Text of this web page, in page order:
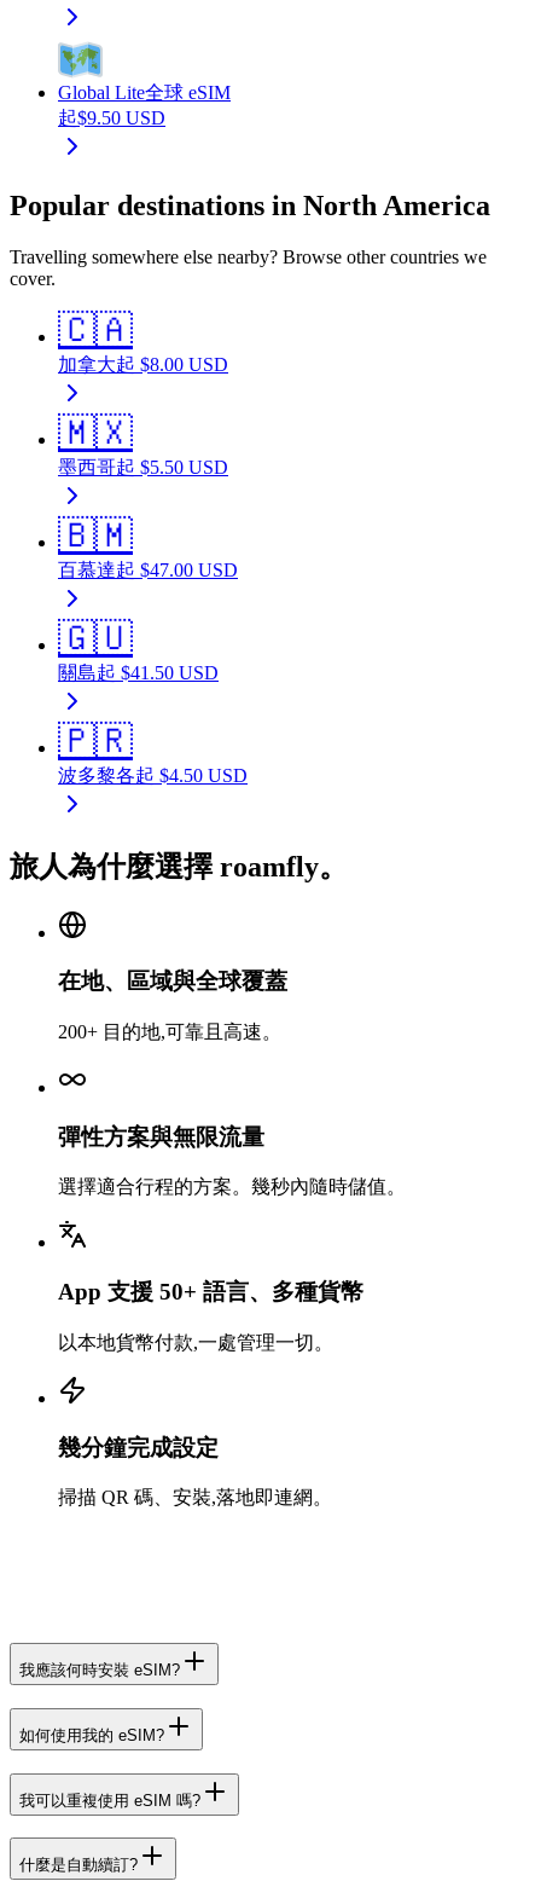
Global Lite全球 eSIM
起$9.50 USD
Popular destinations in North America
Travelling somewhere else nearby? Browse other countries we
cover.
🇨🇦
加拿大起 $8.00 USD
🇲🇽
墨西哥起 $5.50 USD
🇧🇲
百慕達起 $47.00 USD
🇬🇺
關島起 $41.50 USD
🇵🇷
波多黎各起 $4.50 USD
旅人為什麼選擇 roamfly。
在地、區域與全球覆蓋
200+ 目的地,可靠且高速。
彈性方案與無限流量
選擇適合行程的方案。幾秒內隨時儲值。
App 支援 50+ 語言、多種貨幣
以本地貨幣付款,一處管理一切。
幾分鐘完成設定
掃描 QR 碼、安裝,落地即連網。
我應該何時安裝 eSIM?
如何使用我的 eSIM?
我可以重複使用 eSIM 嗎?
什麼是自動續訂?